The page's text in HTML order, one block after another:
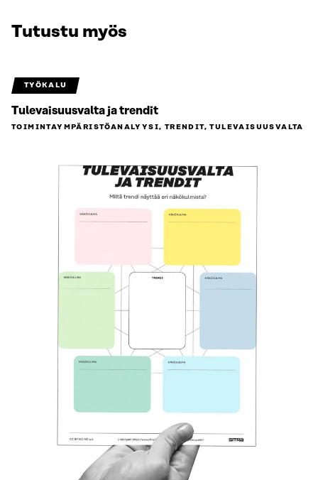
Tutustu myös
TYÖKALU
Tulevaisuusvalta ja trendit
TOIMINTAYMPÄRISTÖ­ANALYYSI, TRENDIT, TULEVAISUUSVALTA